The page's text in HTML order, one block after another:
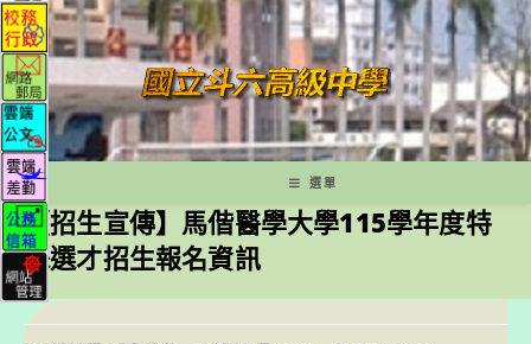
跳
轉
至
主
要
內
容
選單
【招生宣傳】馬偕醫學大學115學年度特
殊選才招生報名資訊